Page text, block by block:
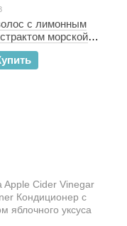
с лимонным
морской
Lemon Oil Sea Salt
220 мл